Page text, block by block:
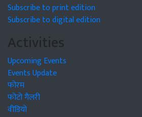
Subscribe to print edition
Subscribe to digital edition
Activities
Upcoming Events
Events Update
फोरम
फोटो गैलरी
वीडियो